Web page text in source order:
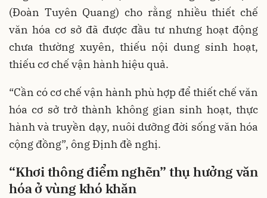
(Đoàn Tuyên Quang) cho rằng nhiều thiết chế
văn hóa cơ sở đã được đầu tư nhưng hoạt động
chưa thường xuyên, thiếu nội dung sinh hoạt,
thiếu cơ chế vận hành hiệu quả.
“Cần có cơ chế vận hành phù hợp để thiết chế văn
hóa cơ sở trở thành không gian sinh hoạt, thực
hành và truyền dạy, nuôi dưỡng đời sống văn hóa
cộng đồng”, ông Định đề nghị.
“Khơi thông điểm nghẽn” thụ hưởng văn
hóa ở vùng khó khăn